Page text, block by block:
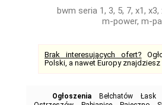
bwm seria 1, 3, 5, 7, x1, x3,
m-power, m-
Brak interesujących ofert?
Polski, a nawet Europy znajdziesz
Ogłoszenia Bełchatów Łask